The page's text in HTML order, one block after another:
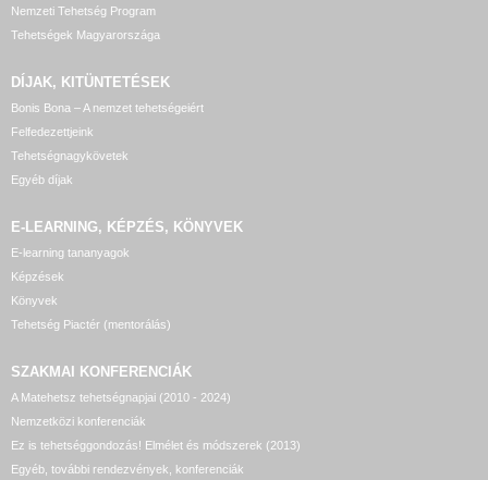
Nemzeti Tehetség Program
Tehetségek Magyarországa
DÍJAK, KITÜNTETÉSEK
Bonis Bona – A nemzet tehetségeiért
Felfedezettjeink
Tehetségnagykövetek
Egyéb díjak
E-LEARNING, KÉPZÉS, KÖNYVEK
E-learning tananyagok
Képzések
Könyvek
Tehetség Piactér (mentorálás)
SZAKMAI KONFERENCIÁK
A Matehetsz tehetségnapjai (2010 - 2024)
Nemzetközi konferenciák
Ez is tehetséggondozás! Elmélet és módszerek (2013)
Egyéb, további rendezvények, konferenciák